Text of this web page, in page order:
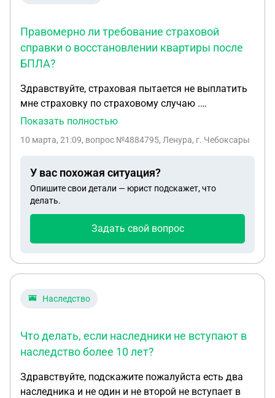
Правомерно ли требование страховой
справки о восстановлении квартиры после
БПЛА?
Здравствуйте, страховая пытается не выплатить
мне страховку по страховому случаю .
Повреждена квартира в связи с прилетом бпла.
остекление за свой счёт. Теперь страховая
подтверждением бесплатного восстановления .
На коком основании им нужно это
подтверждение, ведь плачу за страховку я в
основании этой справки страховая хочет
таком случае, и правомерно ли их действия?
Показать полностью
10 марта, 21:09, вопрос №4884795, Ленура, г. Чебоксары
У вас похожая ситуация?
Опишите свои детали — юрист подскажет, что
делать.
Задать свой вопрос
Наследство
Что делать, если наследники не вступают в
наследство более 10 лет?
Здравствуйте, подскажите пожалуйста есть два
наследника и не один и не второй не вступает в